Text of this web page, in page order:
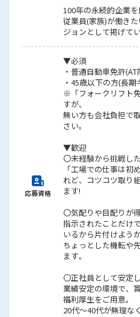
100年の永続的企業を
従業員(家族)が働き
ジョンとして掲げてい
応募資格
▼必須
・普通自動車免許
・45歳以下の方(長
※「フォークリフト
すが、
無い方も会社負担で
さい。
▼歓迎
〇未経験から挑戦し
「工場での仕事は初
れど、コツコツ取り
ます!
〇気配りや目配りが
指示されたことだけ
いるから片付けよう
ちょっとした機転や
ます。
〇正社員として安定
業績安定の環境で、
福利厚生をご用意。
20代〜40代が無理な